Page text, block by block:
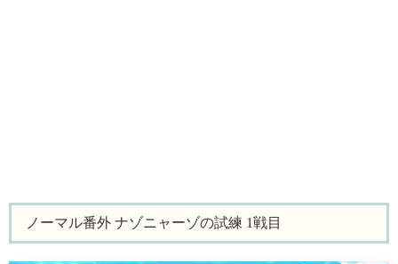
ノーマル番外 ナゾニャーゾの試練 1戦目